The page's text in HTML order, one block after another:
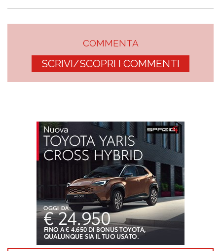
COMMENTA
SCRIVI/SCOPRI I COMMENTI